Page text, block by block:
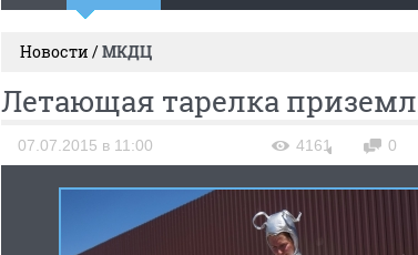
Новости /МКДЦ
Летающая тарелка
07.07.2015 в 11:00 4161 0